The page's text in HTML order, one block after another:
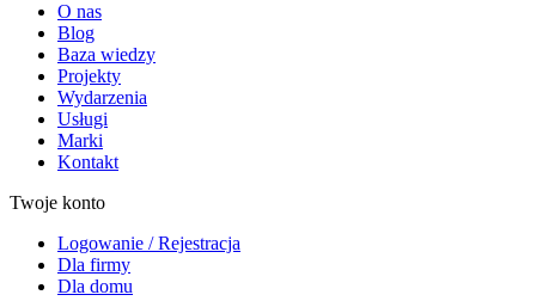
O nas
Blog
Baza wiedzy
Projekty
Wydarzenia
Usługi
Marki
Kontakt
Twoje konto
Logowanie / Rejestracja
Dla firmy
Dla domu